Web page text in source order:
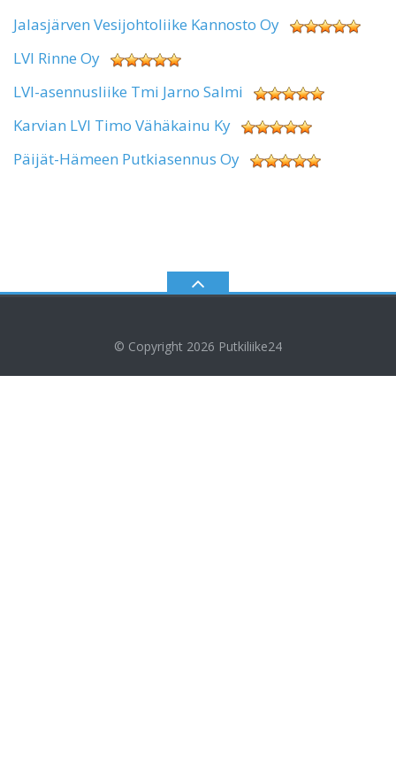
Jalasjärven Vesijohtoliike Kannosto Oy
LVI Rinne Oy
LVI-asennusliike Tmi Jarno Salmi
Karvian LVI Timo Vähäkainu Ky
Päijät-Hämeen Putkiasennus Oy
© Copyright 2026 Putkiliike24